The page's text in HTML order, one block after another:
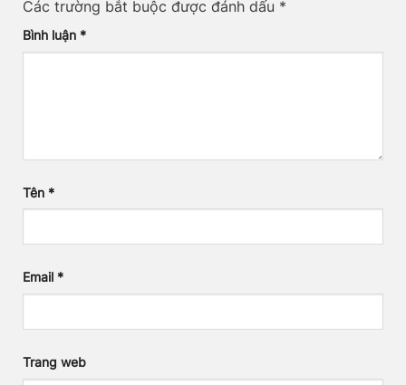
Các trường bắt buộc được đánh dấu *
Bình luận *
Tên *
Email *
Trang web